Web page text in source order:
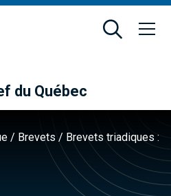
du Québec
/ Brevets / Brevets triadiques :